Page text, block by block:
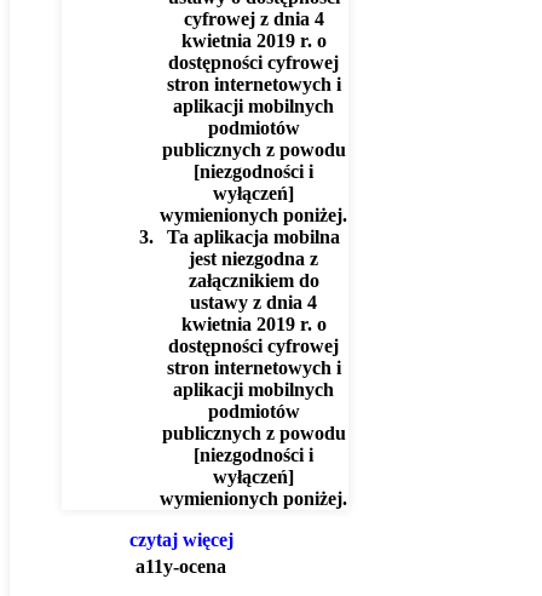
cyfrowej z dnia 4
kwietnia 2019 r. o
dostępności cyfrowej
stron internetowych i
aplikacji mobilnych
podmiotów
publicznych z powodu
[niezgodności i
wyłączeń]
wymienionych poniżej.
Ta aplikacja mobilna
jest niezgodna z
załącznikiem do
ustawy z dnia 4
kwietnia 2019 r. o
dostępności cyfrowej
stron internetowych i
aplikacji mobilnych
podmiotów
publicznych z powodu
[niezgodności i
wyłączeń]
wymienionych poniżej.
czytaj więcej
a11y-ocena